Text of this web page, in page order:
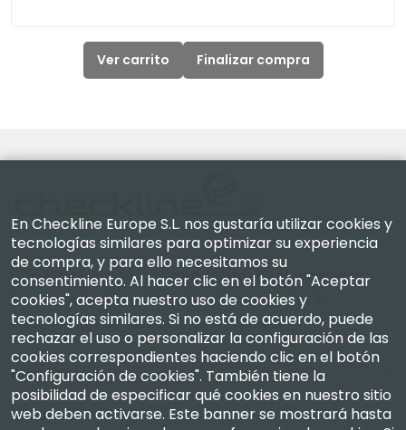
Ver carrito Finalizar compra
Checkline Europe S.L. — especialistas en el suministro,
la calibración, la certificación y la reparación de
instrumentos de medición de alta precisión.
Empresa
Mi Cuenta
En Checkline Europe S.L. nos gustaría utilizar cookies y
tecnologías similares para optimizar su experiencia
de compra, y para ello necesitamos su
consentimiento. Al hacer clic en el botón "Aceptar
cookies", acepta nuestro uso de cookies y
tecnologías similares. Si no está de acuerdo, puede
rechazar el uso o personalizar la configuración de las
cookies correspondientes haciendo clic en el botón
"Configuración de cookies". También tiene la
posibilidad de especificar qué cookies en nuestro sitio
web deben activarse. Este banner se mostrará hasta